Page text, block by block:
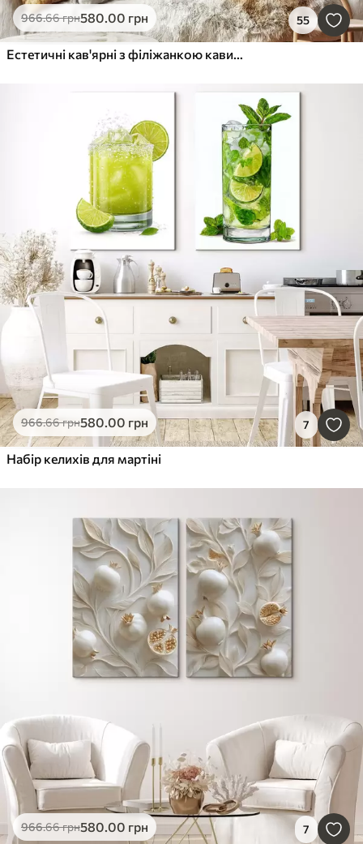
966.66грн580.00 грн 55
Естетичні кав'ярні з філіжанкою кави, вулиця Парижа, зима, архітектура
966.66грн580.00 грн 7
Набір келихів для мартіні
966.66грн580.00 грн 7